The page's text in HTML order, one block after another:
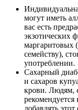
могут иметь
вас есть
экзотических
маргаритовых
семейству),
употреблении.
Сахарный
и сахаров
крови. Людям,
рекомендуется
добавлять